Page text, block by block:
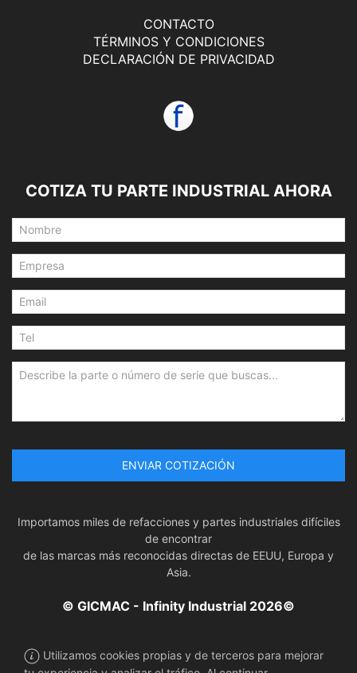
CONTACTO
TÉRMINOS Y CONDICIONES
DECLARACIÓN DE PRIVACIDAD
COTIZA TU PARTE INDUSTRIAL AHORA
ENVIAR COTIZACIÓN
Importamos miles de refacciones y partes industriales difíciles
de encontrar
de las marcas más reconocidas directas de EEUU, Europa y
Asia.
© GICMAC - Infinity Industrial 2026©
Utilizamos cookies propias y de terceros para mejorar